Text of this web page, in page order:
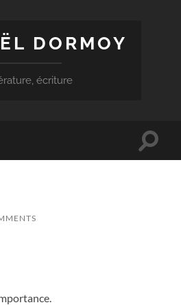
DORMOY
écriture
Toggle